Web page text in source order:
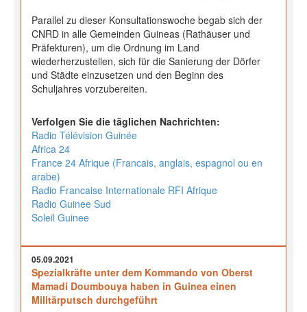
Parallel zu dieser Konsultationswoche begab sich der
CNRD in alle Gemeinden Guineas (Rathäuser und
Präfekturen), um die Ordnung im Land
wiederherzustellen, sich für die Sanierung der Dörfer
und Städte einzusetzen und den Beginn des
Schuljahres vorzubereiten.
Verfolgen Sie die täglichen Nachrichten:
Radio Télévision Guinée
Africa 24
France 24 Afrique (Francais, anglais, espagnol ou en
arabe)
Radio Francaise Internationale RFI Afrique
Radio Guinee Sud
Soleil Guinee
05.09.2021
Spezialkräfte unter dem Kommando von Oberst
Mamadi Doumbouya haben in Guinea einen
Militärputsch durchgeführt